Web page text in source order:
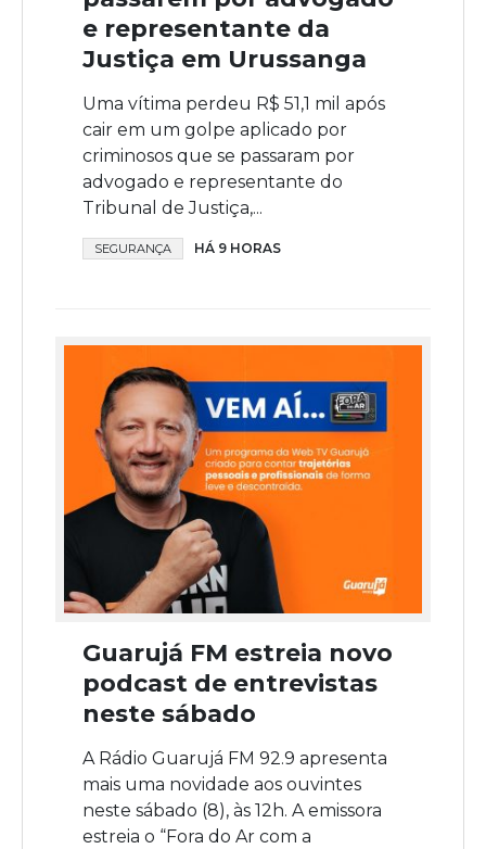
e representante da
Justiça em Urussanga
Uma vítima perdeu R$ 51,1 mil após
cair em um golpe aplicado por
criminosos que se passaram por
advogado e representante do
Tribunal de Justiça,...
SEGURANÇA HÁ 9 HORAS
Guarujá FM estreia novo
podcast de entrevistas
neste sábado
A Rádio Guarujá FM 92.9 apresenta
mais uma novidade aos ouvintes
neste sábado (8), às 12h. A emissora
estreia o “Fora do Ar com a